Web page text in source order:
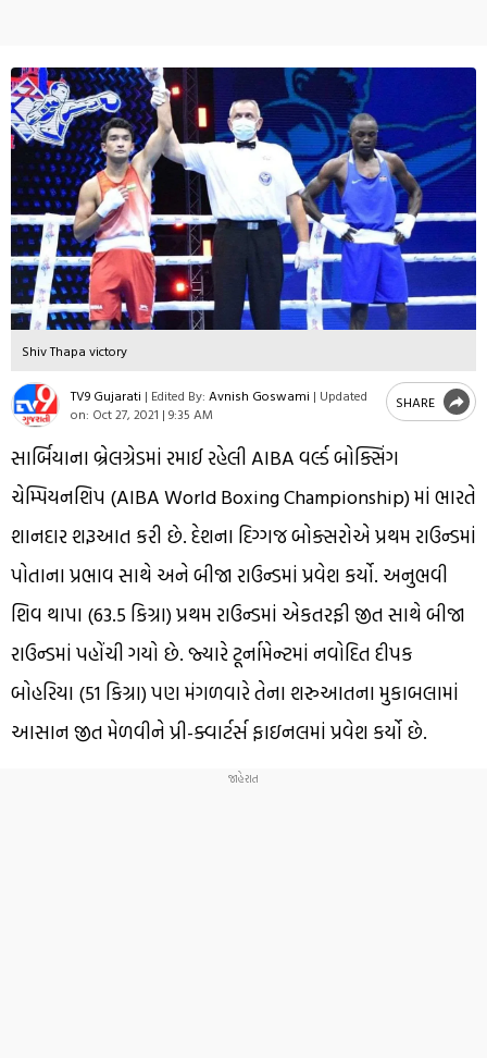
Shiv Thapa victory
TV9 Gujarati | Edited By: Avnish Goswami | Updated
on: Oct 27, 2021 | 9:35 AM
SHARE
સાર્બિયાના બ્રેલગ્રેડમાં રમાઈ રહેલી AIBA વર્લ્ડ બોક્સિંગ
ચેમ્પિયનશિપ (AIBA World Boxing Championship) માં ભારતે
શાનદાર શરૂઆત કરી છે. દેશના દિગ્ગજ બોક્સરોએ પ્રથમ રાઉન્ડમાં
પોતાના પ્રભાવ સાથે અને બીજા રાઉન્ડમાં પ્રવેશ કર્યો. અનુભવી
શિવ થાપા (63.5 કિગ્રા) પ્રથમ રાઉન્ડમાં એકતરફી જીત સાથે બીજા
રાઉન્ડમાં પહોંચી ગયો છે. જ્યારે ટૂર્નામેન્ટમાં નવોદિત દીપક
બોહરિયા (51 કિગ્રા) પણ મંગળવારે તેના શરુઆતના મુકાબલામાં
આસાન જીત મેળવીને પ્રી-ક્વાર્ટર્સ ફાઇનલમાં પ્રવેશ કર્યો છે.